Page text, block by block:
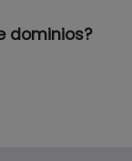
dominios?